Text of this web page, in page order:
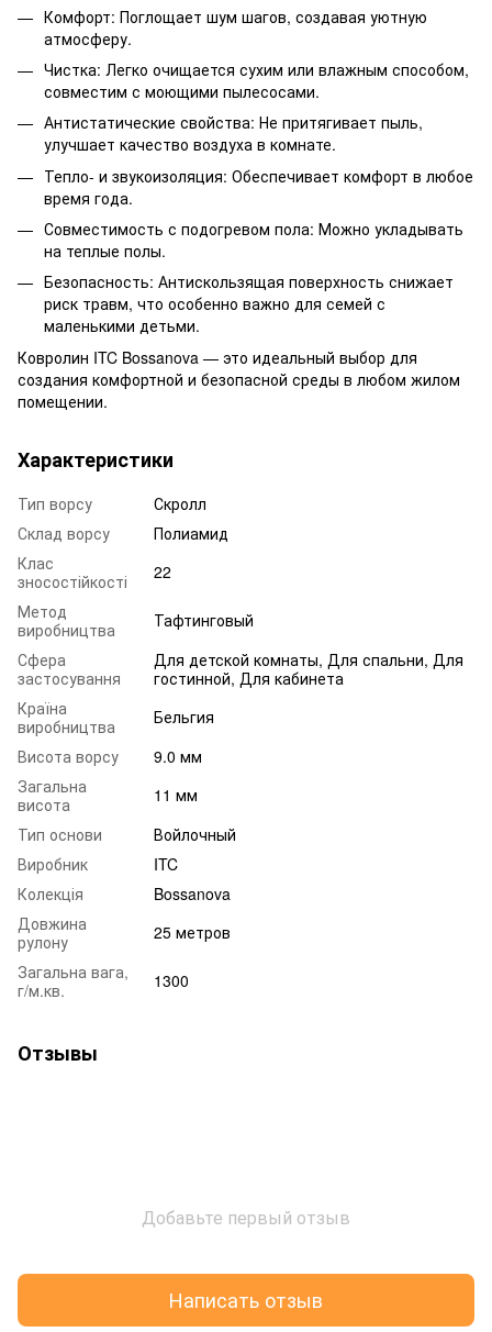
Комфорт: Поглощает шум шагов, создавая уютную
атмосферу.
Чистка: Легко очищается сухим или влажным способом,
совместим с моющими пылесосами.
Антистатические свойства: Не притягивает пыль,
улучшает качество воздуха в комнате.
Тепло- и звукоизоляция: Обеспечивает комфорт в любое
время года.
Совместимость с подогревом пола: Можно укладывать
на теплые полы.
Безопасность: Антискользящая поверхность снижает
риск травм, что особенно важно для семей с
маленькими детьми.
Ковролин ITC Bossanova — это идеальный выбор для
создания комфортной и безопасной среды в любом жилом
помещении.
Характеристики
Тип ворсу
Скролл
Склад ворсу
Полиамид
Клас
зносостійкості
22
Метод
виробництва
Тафтинговый
Сфера
застосування
Для детской комнаты, Для спальни, Для
гостинной, Для кабинета
Країна
виробництва
Бельгия
Висота ворсу
9.0 мм
Загальна
висота
11 мм
Тип основи
Войлочный
Виробник
ITC
Колекція
Bossanova
Довжина
рулону
25 метров
Загальна вага,
г/м.кв.
1300
Отзывы
Добавьте первый отзыв
Написать отзыв